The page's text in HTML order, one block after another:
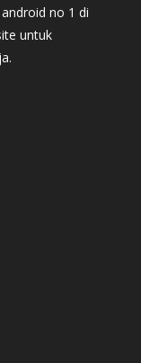
no 1 di
untuk